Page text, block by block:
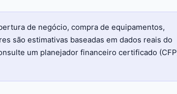
de negócio, compra de equipamentos,
são estimativas baseadas em dados reais do
um planejador financeiro certificado